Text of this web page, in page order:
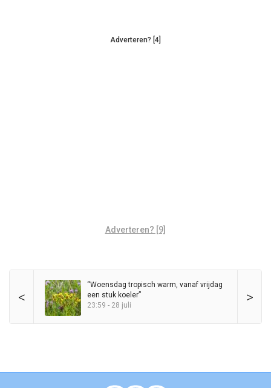
Adverteren? [4]
Adverteren? [9]
< >
“Woensdag tropisch warm, vanaf vrijdag
een stuk koeler”
23:59 - 28 juli